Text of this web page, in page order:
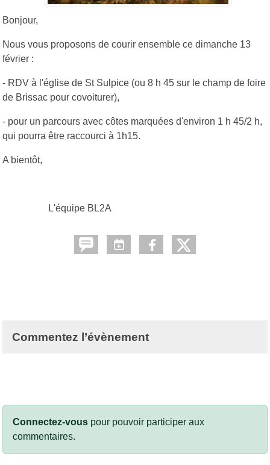
Bonjour,
Nous vous proposons de courir ensemble ce dimanche 13
février :
- RDV à l'église de St Sulpice (ou 8 h 45 sur le champ de foire
de Brissac pour covoiturer),
- pour un parcours avec côtes marquées d'environ 1 h 45/2 h,
qui pourra être raccourci à 1h15.
A bientôt,
L'équipe BL2A
Commentez l’évènement
Connectez-vous pour pouvoir participer aux
commentaires.